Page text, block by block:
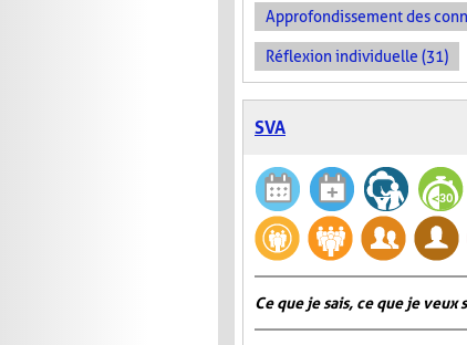
Approfondissement des
Réflexion individuelle (31)
SVA
Ce que je sais, ce que je veux